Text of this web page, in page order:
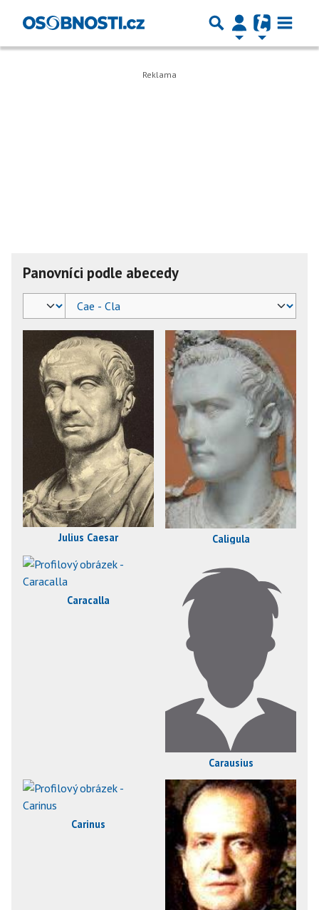
Panovníci podle abecedy
Julius Caesar Caligula
Caracalla
Carausius
Carinus